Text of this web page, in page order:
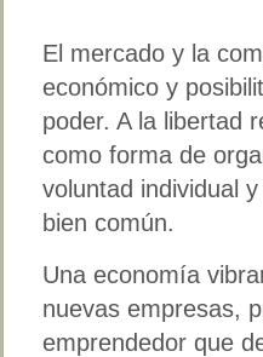
El mercado y la
económico y
poder. A la libertad
como forma de
voluntad individual
bien común.
Una economía
nuevas empresas,
emprendedor que